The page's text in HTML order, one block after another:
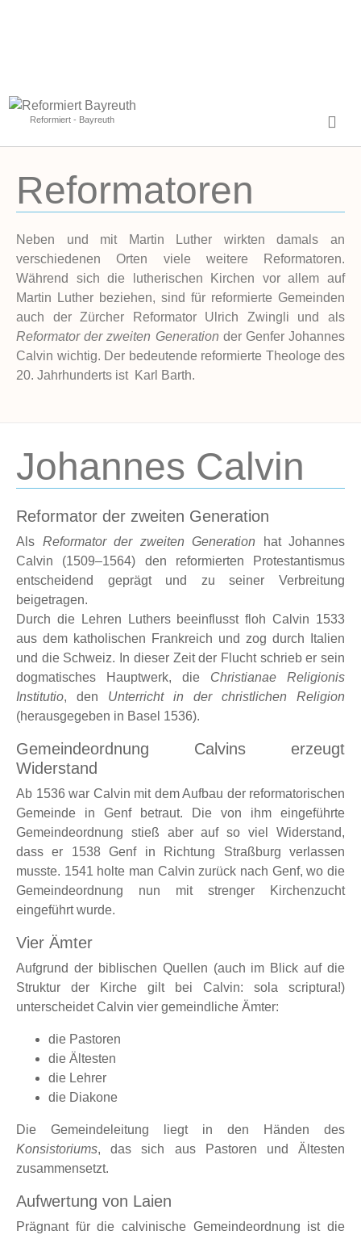
Reformiert - Bayreuth
Reformatoren
Neben und mit Martin Luther wirkten damals an
verschiedenen Orten viele weitere Reformatoren.
Während sich die lutherischen Kirchen vor allem auf
Martin Luther beziehen, sind für reformierte Gemeinden
auch der Zürcher Reformator Ulrich Zwingli und als
Reformator der zweiten Generation der Genfer Johannes
Calvin wichtig. Der bedeutende reformierte Theologe des
20. Jahrhunderts ist Karl Barth.
Johannes Calvin
Reformator der zweiten Generation
Als Reformator der zweiten Generation hat Johannes
Calvin (1509–1564) den reformierten Protestantismus
entscheidend geprägt und zu seiner Verbreitung
beigetragen.
Durch die Lehren Luthers beeinflusst floh Calvin 1533
aus dem katholischen Frankreich und zog durch Italien
und die Schweiz. In dieser Zeit der Flucht schrieb er sein
dogmatisches Hauptwerk, die Christianae Religionis
Institutio, den Unterricht in der christlichen Religion
(herausgegeben in Basel 1536).
Gemeindeordnung Calvins erzeugt
Widerstand
Ab 1536 war Calvin mit dem Aufbau der reformatorischen
Gemeinde in Genf betraut. Die von ihm eingeführte
Gemeindeordnung stieß aber auf so viel Widerstand,
dass er 1538 Genf in Richtung Straßburg verlassen
musste. 1541 holte man Calvin zurück nach Genf, wo die
Gemeindeordnung nun mit strenger Kirchenzucht
eingeführt wurde.
Vier Ämter
Aufgrund der biblischen Quellen (auch im Blick auf die
Struktur der Kirche gilt bei Calvin: sola scriptura!)
unterscheidet Calvin vier gemeindliche Ämter:
die Pastoren
die Ältesten
die Lehrer
die Diakone
Die Gemeindeleitung liegt in den Händen des
Konsistoriums, das sich aus Pastoren und Ältesten
zusammensetzt.
Aufwertung von Laien
Prägnant für die calvinische Gemeindeordnung ist die